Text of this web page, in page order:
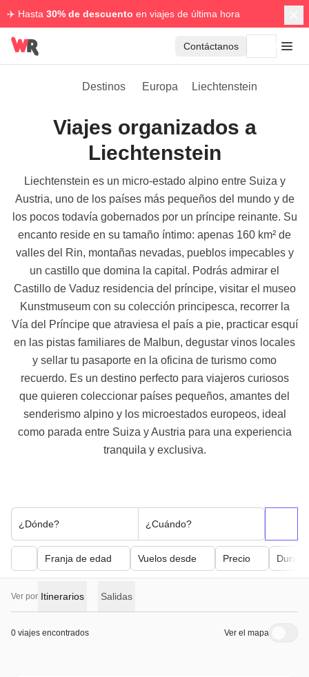
✈️ Hasta 30% de descuento en viajes de última hora
Contáctanos
Destinos Europa Liechtenstein
Viajes organizados a
Liechtenstein
Liechtenstein es un micro-estado alpino entre Suiza y
Austria, uno de los países más pequeños del mundo y de
los pocos todavía gobernados por un príncipe reinante. Su
encanto reside en su tamaño íntimo: apenas 160 km² de
valles del Rin, montañas nevadas, pueblos impecables y
un castillo que domina la capital. Podrás admirar el
Castillo de Vaduz residencia del príncipe, visitar el museo
Kunstmuseum con su colección principesca, recorrer la
Vía del Príncipe que atraviesa el país a pie, practicar esquí
en las pistas familiares de Malbun, degustar vinos locales
y sellar tu pasaporte en la oficina de turismo como
recuerdo. Es un destino perfecto para viajeros curiosos
que quieren coleccionar países pequeños, amantes del
senderismo alpino y los microestados europeos, ideal
como parada entre Suiza y Austria para una experiencia
tranquila y exclusiva.
¿Dónde? ¿Cuándo?
Franja de edad Vuelos desde Precio
Ver por Itinerarios Salidas
0 viajes encontrados Ver el mapa